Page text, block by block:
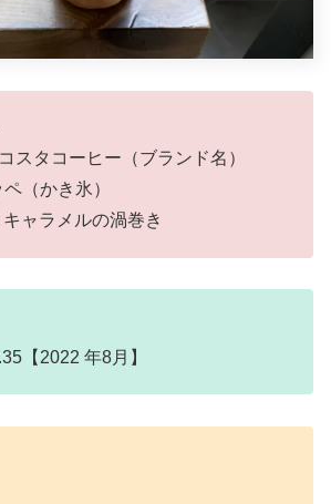
コスタコーヒー（ブランド名）
（かき氷）
ャラメルの渦巻き
【2022 年8月】